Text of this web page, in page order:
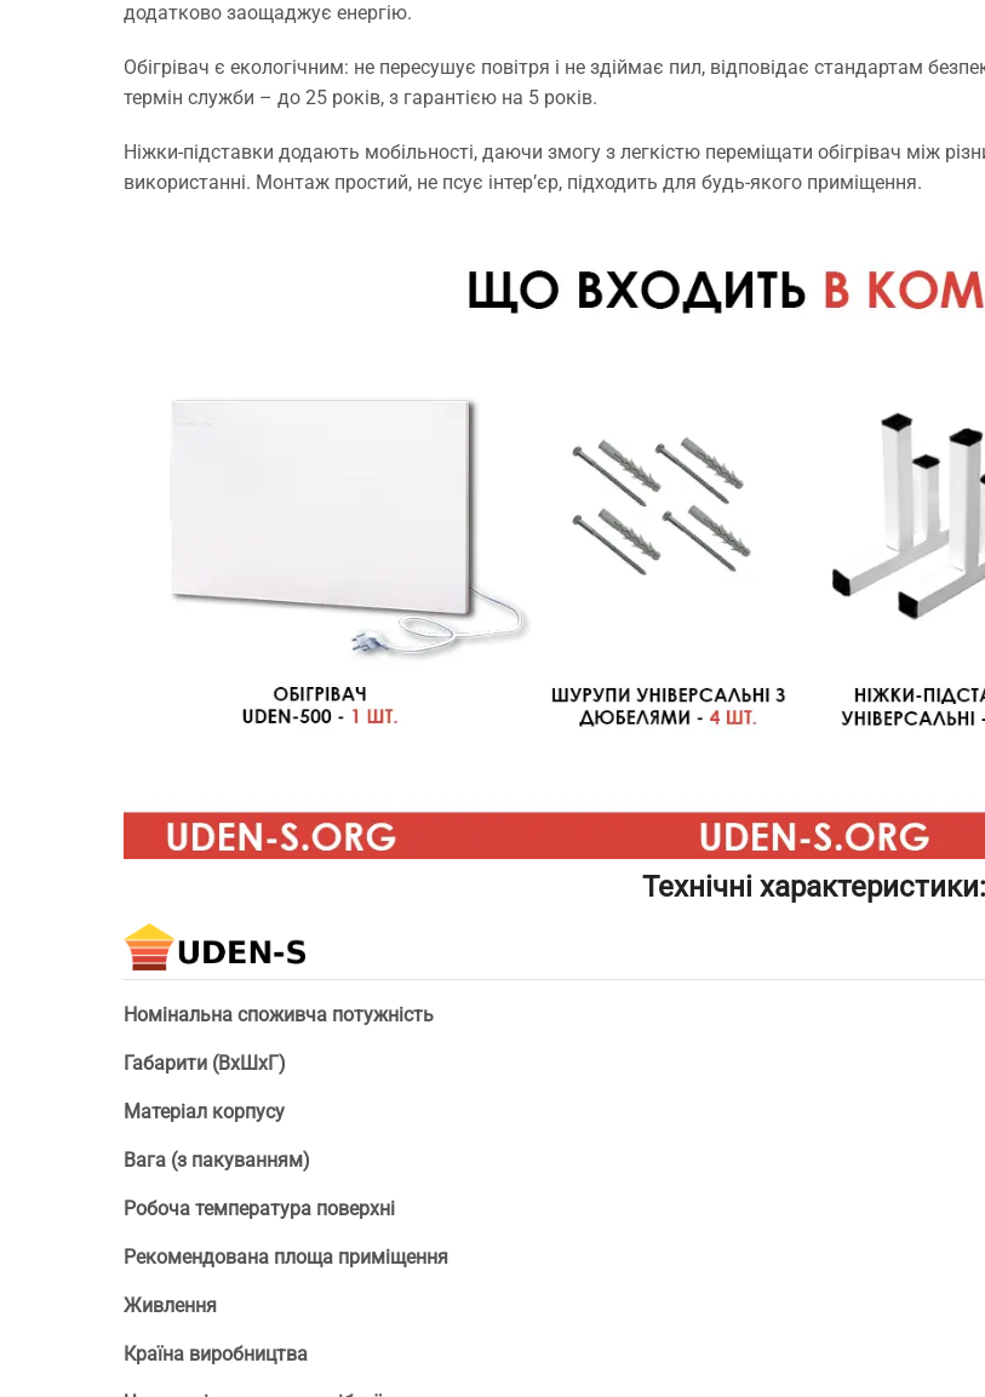
додатково заощаджує енергію.
Обігрівач є екологічним: не пересушує повітря і не здіймає пил, відповідає стандартам
термін служби – до 25 років, з гарантією на 5 років.
Ніжки-підставки додають мобільності, даючи змогу з легкістю переміщати обігрівач між
використанні. Монтаж простий, не псує інтер’єр, підходить для будь-якого приміщення.
Технічні характеристики:
Номінальна споживча потужність
Габарити (ВхШхГ)
Матеріал корпусу
Вага (з пакуванням)
Робоча температура поверхні
Рекомендована площа приміщення
Живлення
Країна виробництва